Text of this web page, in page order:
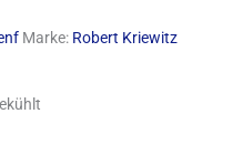
Marke: Robert Kriewitz